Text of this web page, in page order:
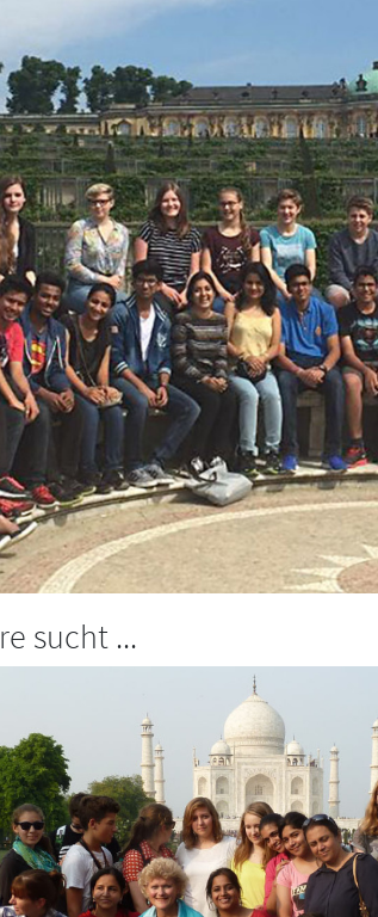
sucht ...